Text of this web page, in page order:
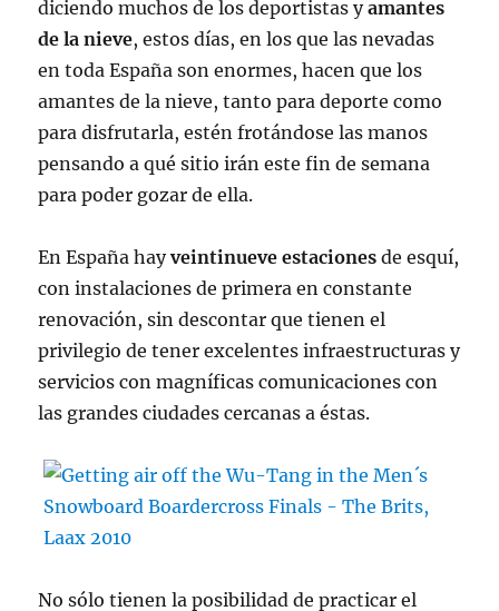
diciendo muchos de los deportistas yamantes
de la nieve, estos días, en los que las nevadas
en toda España son enormes, hacen que los
amantes de la nieve, tanto para deporte como
para disfrutarla, estén frotándose las manos
pensando a qué sitio irán este fin de semana
para poder gozar de ella.
En España hayveintinueve estaciones de esquí,
con instalaciones de primera en constante
renovación, sin descontar que tienen el
privilegio de tener excelentes infraestructuras y
servicios con magníficas comunicaciones con
las grandes ciudades cercanas a éstas.
No sólo tienen la posibilidad de practicar el